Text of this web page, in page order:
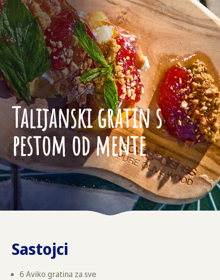
Talijanski gratin s
pestom od mente
Sastojci
6 Aviko gratina za sve